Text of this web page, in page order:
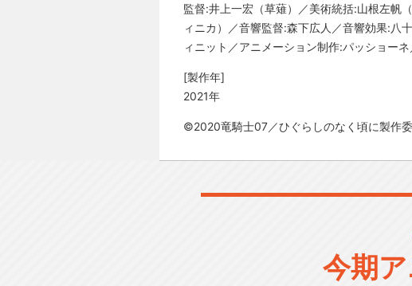
監督:井上一宏（草薙）／美術統括:山根左帆
ィニカ）／音響監督:森下広人／音響効果:八
ィニット／アニメーション制作:パッショー
[製作年]
2021年
©2020竜騎士07／ひぐらしのなく頃に製作
今期